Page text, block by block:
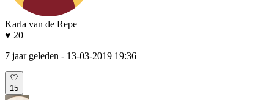
Karla van de Repe
♥ 20
7 jaar geleden - 13-03-2019 19:36
15